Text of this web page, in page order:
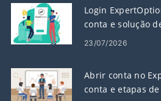
Login
conta e solução
23/07/2026
Abrir conta no
conta e etapas